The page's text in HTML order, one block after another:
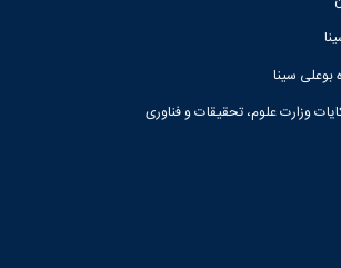
بوعلی سینا
وزارت علوم، تحقیقات و فناوری